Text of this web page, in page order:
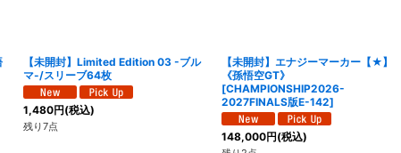
【未開封】Limited Edition 03 -ブル
マ-/スリーブ64枚
1,480円(税込)
残り7点
【未開封】エナジーマーカー【★】
《孫悟空GT》
[CHAMPIONSHIP2026-
2027FINALS版E-142]
148,000円(税込)